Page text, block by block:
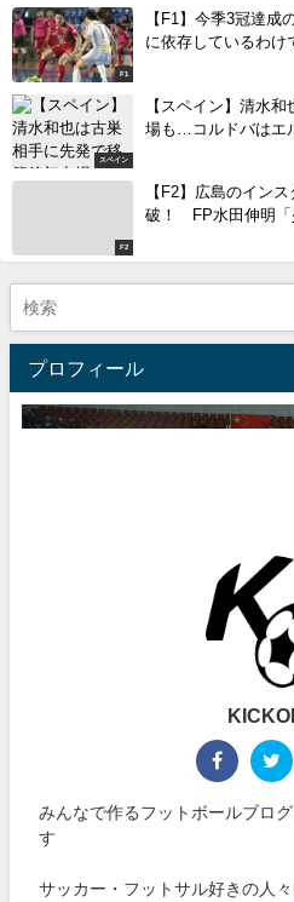
F1
【F1】今季3冠達成
に依存しているわけ
スペイン
【スペイン】清水
場も…コルドバはエ
F2
【F2】広島のイン
破！ FP水田伸明「
プロフィール
みんなで作るフットボールブロ
す
サッカー・フットサル好きの人